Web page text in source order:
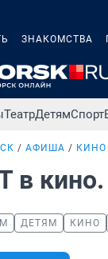
ЗНАКОМСТВА
ТеатрДетямСпорт
АФИША КИНО
в
ДЕТЯМ КИНО